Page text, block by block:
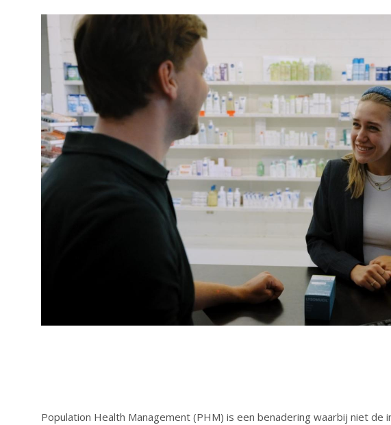
Image
Population Health Management (PHM) is een benadering waarbij niet de